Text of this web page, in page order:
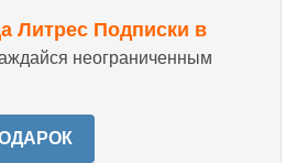
Литрес Подписки в
неограниченным